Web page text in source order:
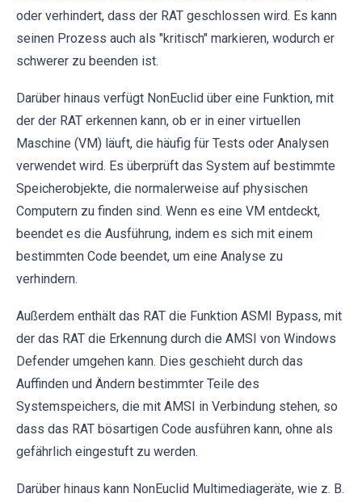
oder verhindert, dass der RAT geschlossen wird. Es kann
seinen Prozess auch als "kritisch" markieren, wodurch er
schwerer zu beenden ist.
Darüber hinaus verfügt NonEuclid über eine Funktion, mit
der der RAT erkennen kann, ob er in einer virtuellen
Maschine (VM) läuft, die häufig für Tests oder Analysen
verwendet wird. Es überprüft das System auf bestimmte
Speicherobjekte, die normalerweise auf physischen
Computern zu finden sind. Wenn es eine VM entdeckt,
beendet es die Ausführung, indem es sich mit einem
bestimmten Code beendet, um eine Analyse zu
verhindern.
Außerdem enthält das RAT die Funktion ASMI Bypass, mit
der das RAT die Erkennung durch die AMSI von Windows
Defender umgehen kann. Dies geschieht durch das
Auffinden und Ändern bestimmter Teile des
Systemspeichers, die mit AMSI in Verbindung stehen, so
dass das RAT bösartigen Code ausführen kann, ohne als
gefährlich eingestuft zu werden.
Darüber hinaus kann NonEuclid Multimediageräte, wie z. B.